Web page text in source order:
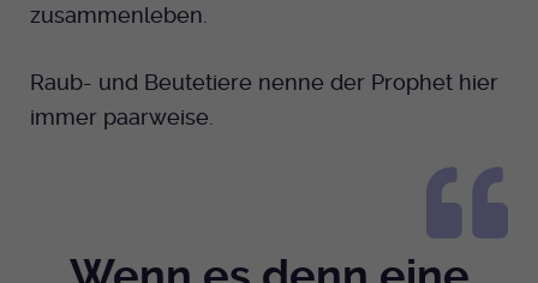
zusammenleben.
Raub- und Beutetiere nenne der Prophet hier
immer paarweise.